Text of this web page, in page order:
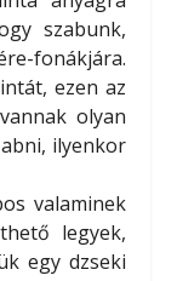
szabunk,
fonákjára.
ezen az
olyan
ilyenkor
valaminek
legyek,
egy dzseki